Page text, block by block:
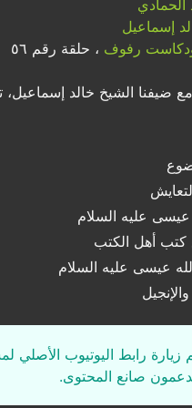
إسماعيل
رفوف ، حلقة رقم ٥٦
ضيفنا الشيخ خالد
عليه السلام
كتب أهل الكتب
عيسى عليه السلام
زيارة رابط اليوتيوب الأصلي
صانع المحتوى.